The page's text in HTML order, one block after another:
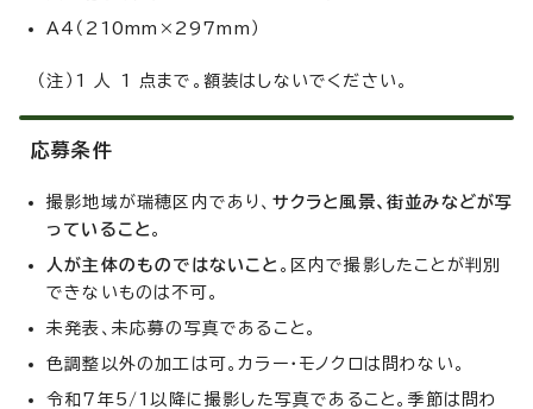
A4（210mm×297mm）
（注）1 人 1 点まで。額装はしないでください。
応募条件
撮影地域が瑞穂区内であり、 サクラと風景、街並みなどが写
っていること 。
人が主体のものではないこと 。区内で撮影したことが判別
できないものは不可。
未発表、未応募の写真であること。
色調整以外の加工は可。カラー・モノクロは問わない。
令和7年5/1以降に撮影した写真であること。季節は問わ